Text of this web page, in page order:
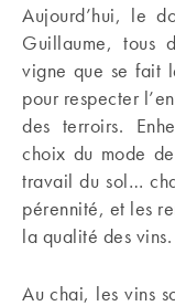
Aujourd’hui, le
Guillaume, tous
vigne que se fait
pour respecter
des terroirs.
choix du mode
travail du sol…
pérennité, et les
la qualité des vins.
Au chai, les vins